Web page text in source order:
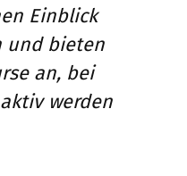
Einblick
und bieten
an, bei
werden